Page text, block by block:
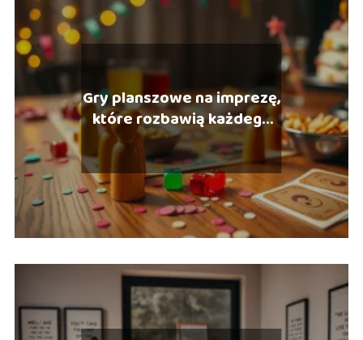
Gry planszowe na imprezę,
które rozbawią każdego
gościa